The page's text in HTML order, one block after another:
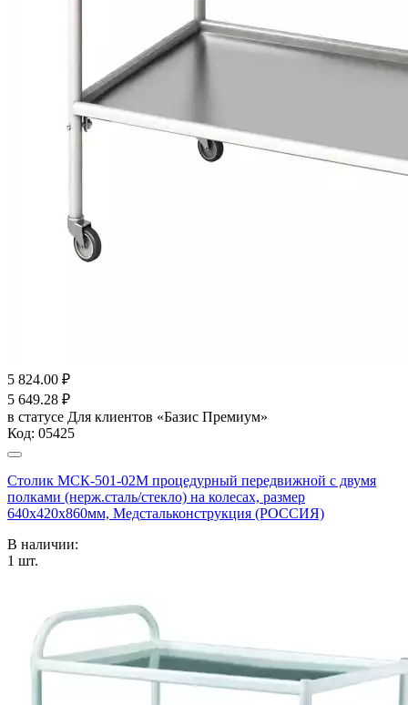
5 824.00 ₽
5 649.28 ₽
в статусе Для клиентов «Базис Премиум»
Код: 05425
Столик МСК-501-02М процедурный передвижной с двумя
полками (нерж.сталь/стекло) на колесах, размер
640х420х860мм, Медстальконструкция (РОССИЯ)
В наличии:
1 шт.